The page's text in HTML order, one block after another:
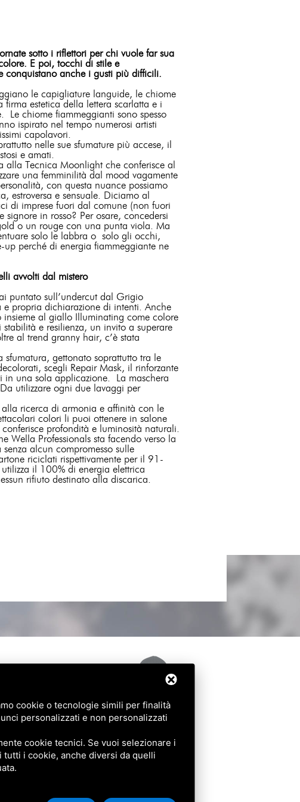
sotto i riflettori per chi vuole far sua
E poi, tocchi di stile e
conquistano anche i gusti più difficili.
le capigliature languide, le chiome
firma estetica della lettera scarlatta e i
Le chiome fiammeggianti sono spesso
ispirato nel tempo numerosi artisti
capolavori.
nelle sue sfumature più accese, il
e amati.
alla Tecnica Moonlight che conferisce al
una femminilità dal mood vagamente
con questa nuance possiamo
estroversa e sensuale. Diciamo al
di imprese fuori dal comune (non fuori
in rosso? Per osare, concedersi
o un rouge con una punta viola. Ma
solo le labbra o solo gli occhi,
perché di energia fiammeggiante ne
avvolti dal mistero
puntato sull’undercut dal Grigio
propria dichiarazione di intenti. Anche
insieme al giallo Illuminating come colore
e resilienza, un invito a superare
al trend granny hair, c’è stata
gettonato soprattutto tra le
scegli Repair Mask, il rinforzante
in una sola applicazione. La maschera
utilizzare ogni due lavaggi per
ricerca di armonia e affinità con le
colori li puoi ottenere in salone
profondità e luminosità naturali.
Wella Professionals sta facendo verso la
alcun compromesso sulle
riciclati rispettivamente per il 91-
il 100% di energia elettrica
rifiuto destinato alla discarica.
cookie o tecnologie simili per finalità
personalizzati e non personalizzati
cookie tecnici. Se vuoi selezionare i
i cookie, anche diversi da quelli